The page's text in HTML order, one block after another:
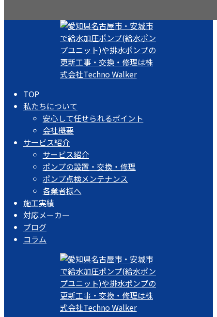
TOP
私たちについて
安心して任せられるポイント
会社概要
サービス紹介
サービス紹介
ポンプの設置・交換・修理
ポンプ点検メンテナンス
各業者様へ
施工実績
対応メーカー
ブログ
コラム